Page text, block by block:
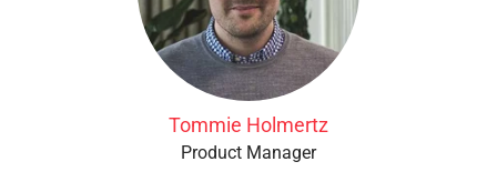
Tommie Holmertz
Product Manager